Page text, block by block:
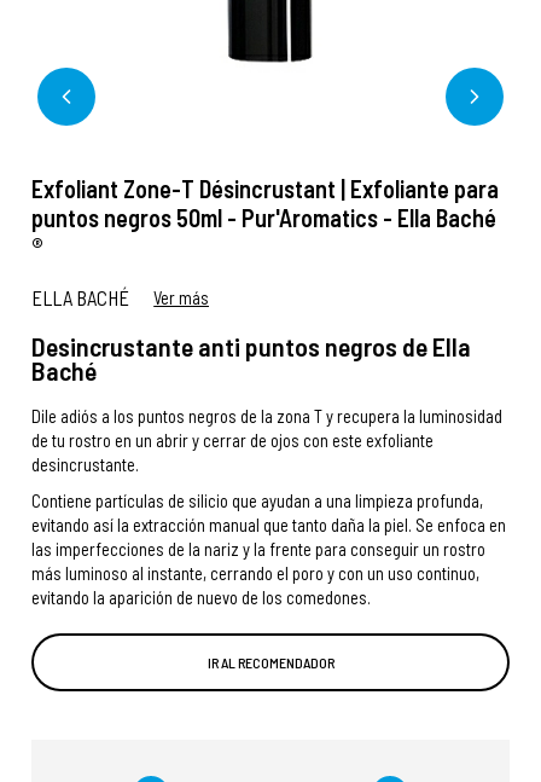
Exfoliant Zone-T Désincrustant | Exfoliante para
puntos negros 50ml - Pur'Aromatics - Ella Baché
®
ELLA BACHÉ Ver más
Desincrustante anti puntos negros de Ella
Baché
Dile adiós a los puntos negros de la zona T y recupera la luminosidad
de tu rostro en un abrir y cerrar de ojos con este exfoliante
desincrustante.
Contiene partículas de silicio que ayudan a una limpieza profunda,
evitando así la extracción manual que tanto daña la piel. Se enfoca en
las imperfecciones de la nariz y la frente para conseguir un rostro
más luminoso al instante, cerrando el poro y con un uso continuo,
evitando la aparición de nuevo de los comedones.
IR AL RECOMENDADOR